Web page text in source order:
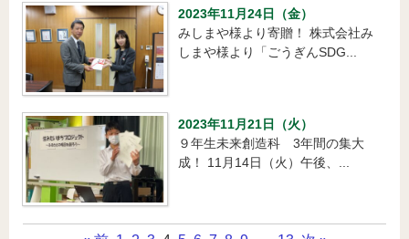
2023年11月24日（金）
みしまや様より寄贈！ 株式会社み
しまや様より「ごうぎんSDG...
2023年11月21日（火）
９年生未来創造科 3年間の集大
成！ 11月14日（火）午後、...